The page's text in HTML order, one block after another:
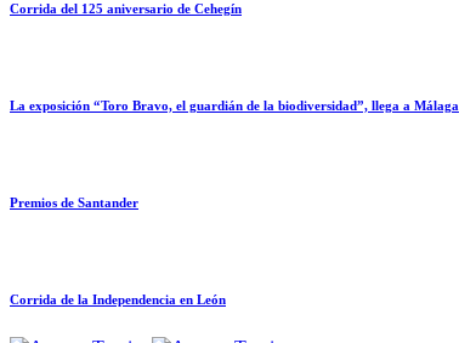
Corrida del 125 aniversario de Cehegín
La exposición “Toro Bravo, el guardián de la biodiversidad”, llega a Málaga
Premios de Santander
Corrida de la Independencia en León